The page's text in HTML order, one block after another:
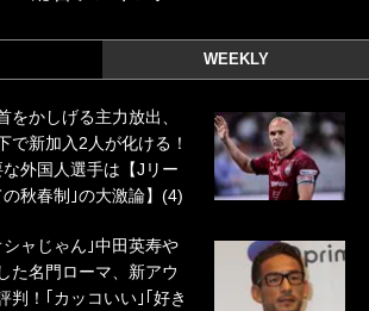
WEEKLY
をかしげる主力放出、
で新加入2人が化ける！
外国人選手は【Jリー
秋春制｣の大激論】(4)
シャじゃん｣中田英寿や
た名門ローマ、新アウ
判！｢カッコいい｣｢好き